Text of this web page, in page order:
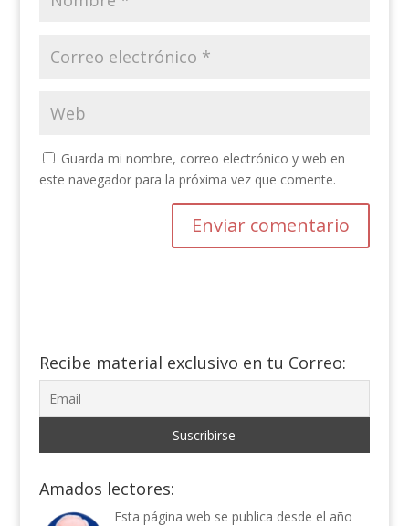
Guarda mi nombre, correo electrónico y web en
este navegador para la próxima vez que comente.
Recibe material exclusivo en tu Correo:
Amados lectores:
Esta página web se publica desde el año